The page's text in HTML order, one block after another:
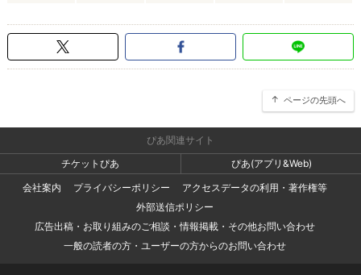
ページの先頭へ
ぴあ関連サイト
チケットぴあ
ぴあ(アプリ&Web)
会社案内
プライバシーポリシー
アクセスデータの利用・著作権等
外部送信ポリシー
広告出稿・お取り組みのご相談・情報掲載・その他お問い合わせ
一般の読者の方・ユーザーの方からのお問い合わせ